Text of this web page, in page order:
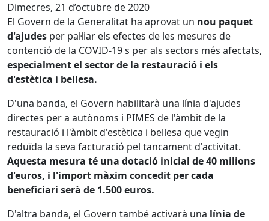
Dimecres, 21 d’octubre de 2020
El Govern de la Generalitat ha aprovat un nou paquet
d'ajudes per pal·liar els efectes de les mesures de
contenció de la COVID-19 s per als sectors més afectats,
especialment el sector de la restauració i els
d'estètica i bellesa.
D'una banda, el Govern habilitarà una línia d'ajudes
directes per a autònoms i PIMES de l'àmbit de la
restauració i l'àmbit d'estètica i bellesa que vegin
reduïda la seva facturació pel tancament d'activitat.
Aquesta mesura té una dotació inicial de 40 milions
d'euros, i l'import màxim concedit per cada
beneficiari serà de 1.500 euros.
D'altra banda, el Govern també activarà una línia de